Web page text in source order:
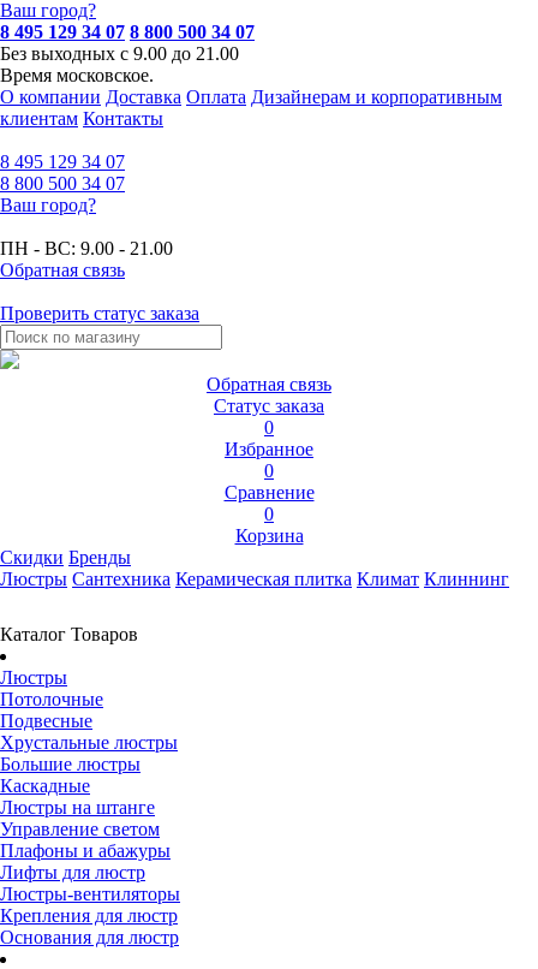
Ваш город?
8 495 129 34 07 8 800 500 34 07
Без выходных с 9.00 до 21.00
Время московское.
О компании Доставка Оплата Дизайнерам и корпоративным
клиентам Контакты
8 495 129 34 07
8 800 500 34 07
Ваш город?
ПН - ВС: 9.00 - 21.00
Обратная связь
Проверить статус заказа
Обратная связь
Статус заказа
0
Избранное
0
Сравнение
0
Корзина
Скидки Бренды
Люстры Сантехника Керамическая плитка Климат Клиннинг
Каталог Товаров
Люстры
Потолочные
Подвесные
Хрустальные люстры
Большие люстры
Каскадные
Люстры на штанге
Управление светом
Плафоны и абажуры
Лифты для люстр
Люстры-вентиляторы
Крепления для люстр
Основания для люстр